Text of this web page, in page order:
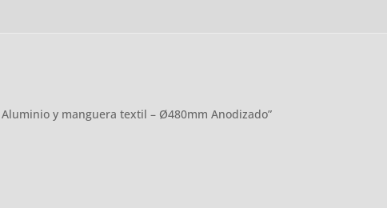
y manguera textil – Ø480mm Anodizado”